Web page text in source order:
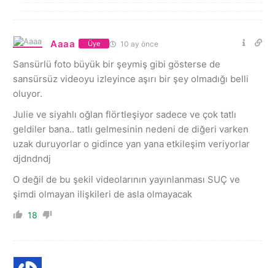
Aaaa Üye 10 ay önce
Sansürlü foto büyük bir şeymiş gibi gösterse de
sansürsüz videoyu izleyince aşırı bir şey olmadığı belli
oluyor.
Julie ve siyahlı oğlan flörtleşiyor sadece ve çok tatlı
geldiler bana.. tatlı gelmesinin nedeni de diğeri varken
uzak duruyorlar o gidince yan yana etkileşim veriyorlar
djdndndj
O değil de bu şekil videolarının yayınlanması SUÇ ve
şimdi olmayan ilişkileri de asla olmayacak
18